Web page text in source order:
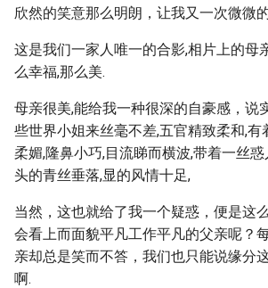
欣然的笑意那么明朗，让我又一次微微
这是我们一家人唯一的合影,相片上的母
么幸福,那么美.
母亲很美,能给我一种很深的自豪感，说
些世界小姐来丝毫不差,五官精致柔和,有
柔媚,隆鼻小巧,目流睇而横波,带着一丝
头的青丝垂落,显的风情十足,
当然，这也就给了我一个疑惑，便是这
会看上而面貌平凡工作平凡的父亲呢？
亲却总是笑而不答，我们也只能说缘分
啊.